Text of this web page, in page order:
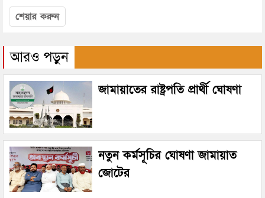
শেয়ার করুন
আরও পড়ুন
জামায়াতের রাষ্ট্রপতি প্রার্থী ঘোষণা
নতুন কর্মসূচির ঘোষণা জামায়াত
জোটের